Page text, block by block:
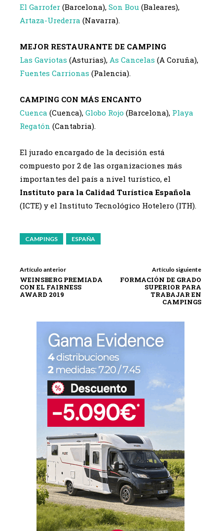
El Garrofer (Barcelona), Son Bou (Baleares),
Artaza-Urederra (Navarra).
MEJOR RESTAURANTE DE CAMPING
Las Gaviotas (Asturias), As Cancelas (A Coruña),
Fuentes Carrionas (Palencia).
CAMPING CON MÁS ENCANTO
Cuenca (Cuenca), Globo Rojo (Barcelona), Playa
Regatón (Cantabria).
El jurado encargado de la decisión está
compuesto por 2 de las organizaciones más
importantes del país a nivel turístico, el
Instituto para la Calidad Turística Española
(ICTE) y el Instituto Tecnológico Hotelero (ITH).
CAMPINGS ESPAÑA
Artículo anterior
WEINSBERG PREMIADA
CON EL FAIRNESS
AWARD 2019
Artículo siguiente
FORMACIÓN DE GRADO
SUPERIOR PARA
TRABAJAR EN
CAMPINGS